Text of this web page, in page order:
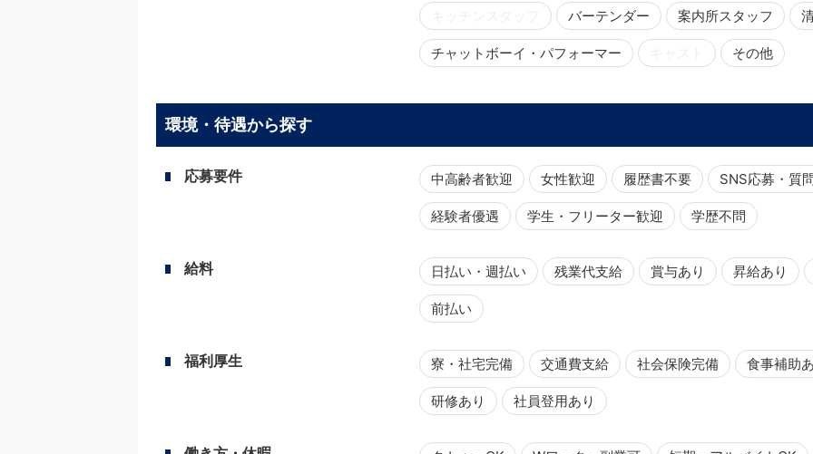
バーテンダー 案内所スタッフ
チャットボーイ・パフォーマー その他
環境・待遇から探す
応募要件 中高齢者歓迎 女性歓迎 履歴書不要 SNS応募・質
経験者優遇 学生・フリーター歓迎 学歴不問
給料 日払い・週払い 残業代支給 賞与あり 昇給あり
前払い
福利厚生 寮・社宅完備 交通費支給 社会保険完備 食事補助
研修あり 社員登用あり